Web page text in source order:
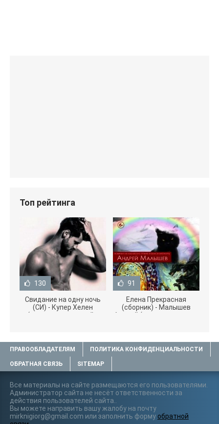
Топ рейтинга
130
Свидание на одну ночь
(СИ) - Купер Хелен
(читать книги онлайн
91
Елена Прекрасная
(сборник) - Малышев
Андрей (книги полностью
ПРАВООБЛАДАТЕЛЯМ ПОЛИТИКА КОНФИДЕНЦИАЛЬНОСТИ
ОБРАТНАЯ СВЯЗЬ SITEMAP
Все материалы на сайте размещаются его пользователями.
Администратор сайта не несёт ответственности за
действия пользователей сайта..
Вы можете направить вашу жалобу на почту
mirknigiorg@gmail.com или заполнить форму обратной